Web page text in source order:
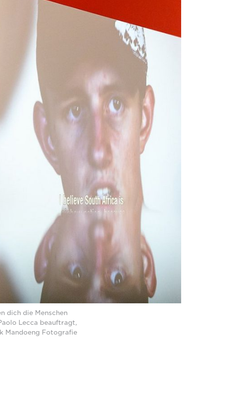
dich die Menschen
Lecca beauftragt,
Mandoeng Fotografie